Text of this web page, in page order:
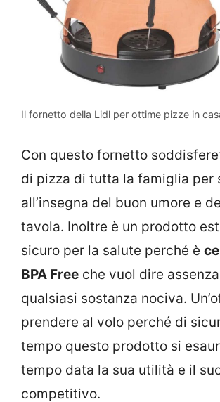
Il fornetto della Lidl per ottime pizze in
Con questo fornetto
di pizza di tutta la famiglia per
all’insegna del buon umore e
tavola. Inoltre è un prodotto
sicuro per la salute perché è
BPA Free che vuol dire
qualsiasi sostanza nociva.
prendere al volo perché di
tempo questo prodotto si
tempo data la sua utilità e il
competitivo.